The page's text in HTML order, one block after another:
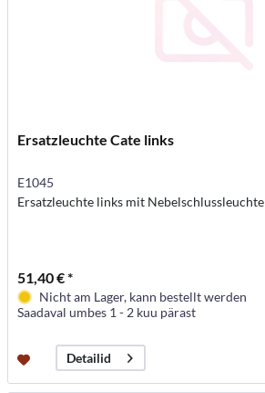
Ersatzleuchte Cate links
E1045
Ersatzleuchte links mit Nebelschlussleuchte
51,40 € *
Nicht am Lager, kann bestellt werden
Saadaval umbes 1 - 2 kuu pärast
Detailid